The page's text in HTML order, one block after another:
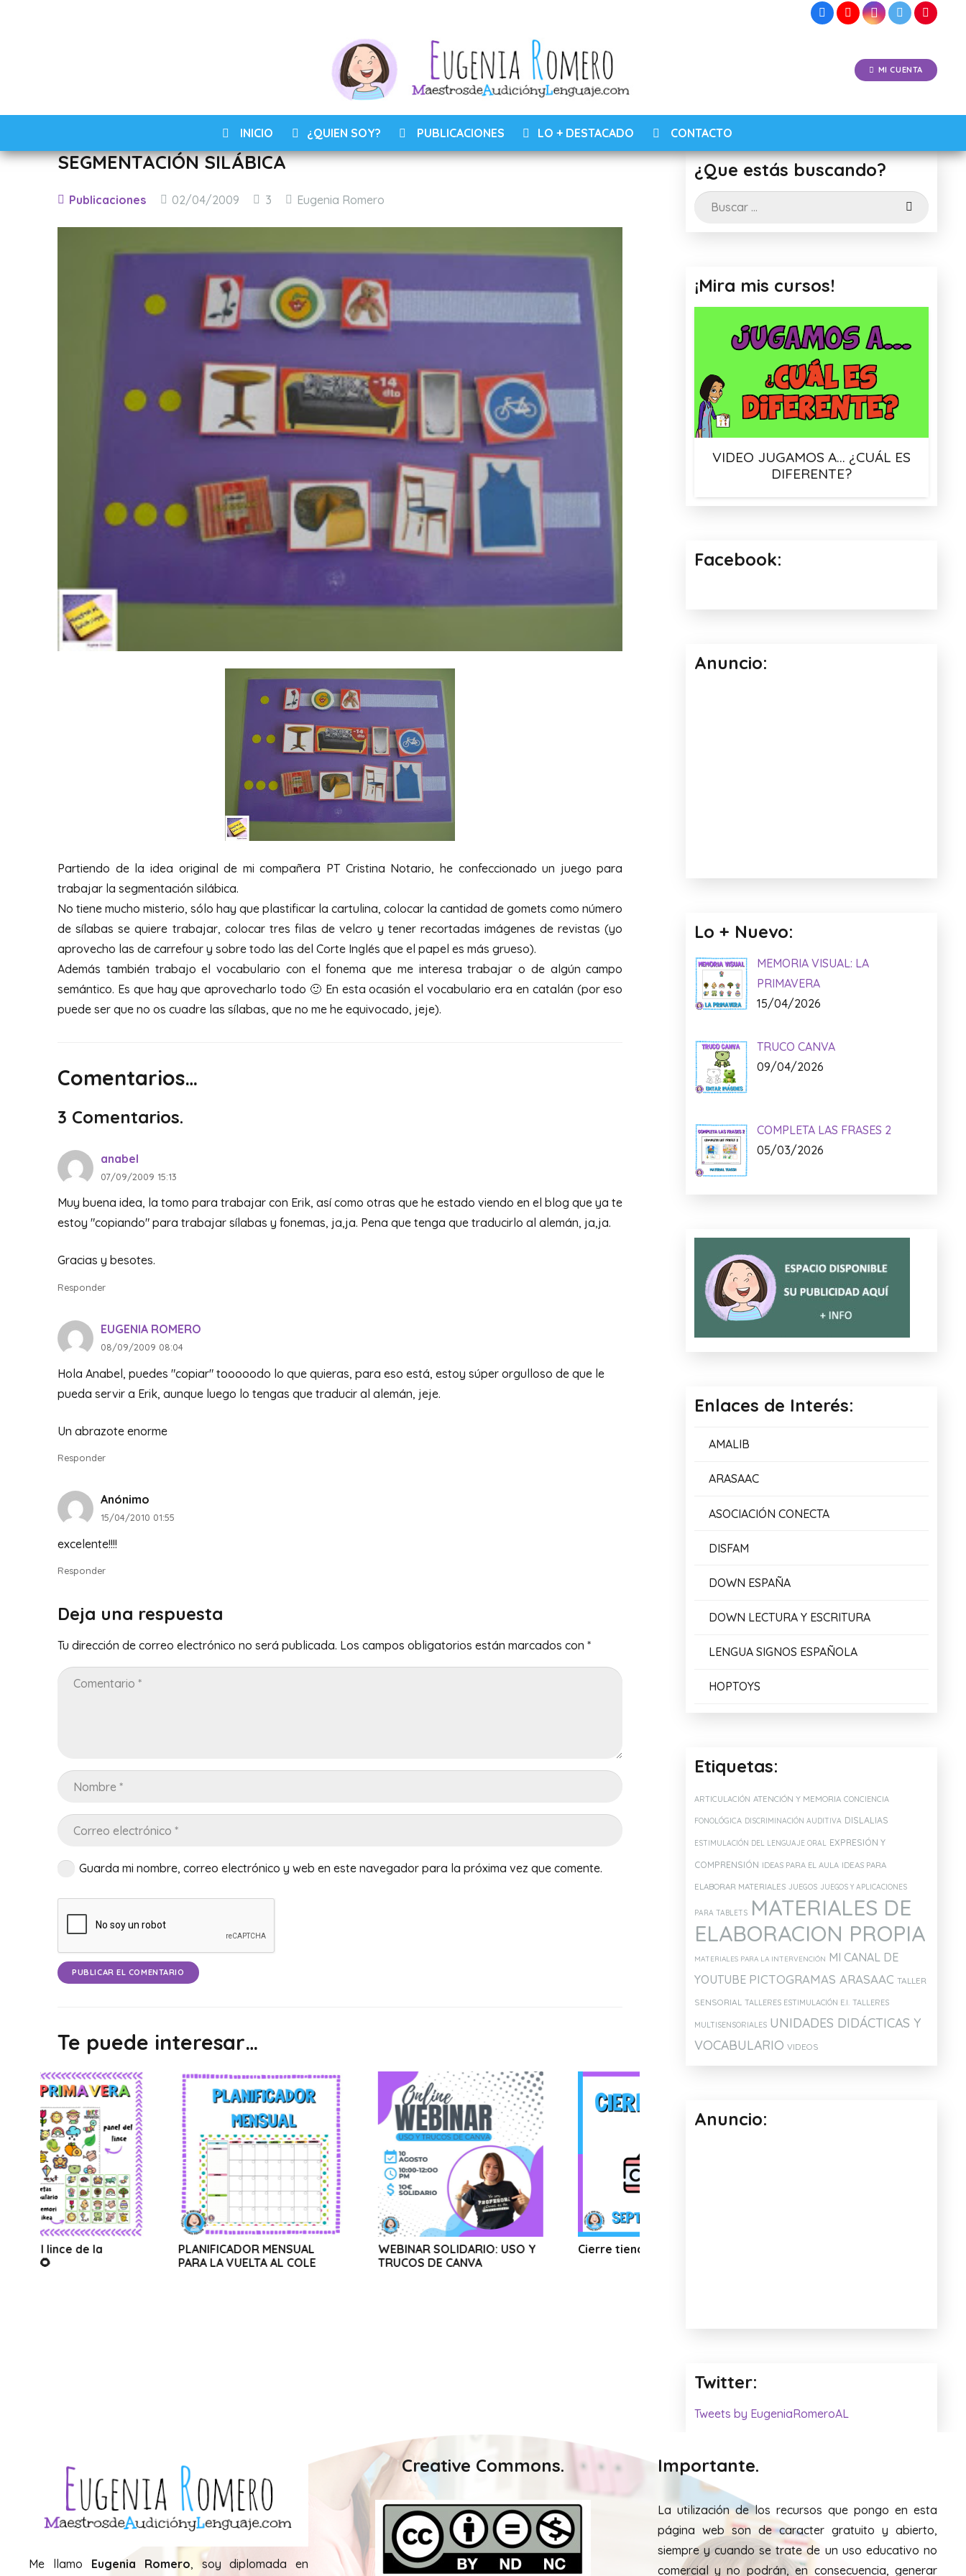
MI CUENTA
INICIO ¿QUIEN SOY? PUBLICACIONES LO + DESTACADO CONTACTO
SEGMENTACIÓN SILÁBICA
Publicaciones 02/04/2009 3Comentarios
Eugenia Romero
Partiendo de la idea original de mi compañera PT Cristina Notario, he confeccionado un juego para
trabajar la segmentación silábica.
No tiene mucho misterio, sólo hay que plastificar la cartulina, colocar la cantidad de gomets como número
de sílabas se quiere trabajar, colocar tres filas de velcro y tener recortadas imágenes de revistas (yo
aprovecho las de carrefour y sobre todo las del Corte Inglés que el papel es más grueso).
Además también trabajo el vocabulario con el fonema que me interesa trabajar o de algún campo
semántico. Es que hay que aprovecharlo todo 🙂 En esta ocasión el vocabulario era en catalán (por eso
puede ser que no os cuadre las sílabas, que no me he equivocado, jeje).
Comentarios…
3 Comentarios.
anabel
07/09/2009 15:13
Muy buena idea, la tomo para trabajar con Erik, así como otras que he estado viendo en el blog que ya te
estoy "copiando" para trabajar sílabas y fonemas, ja,ja. Pena que tenga que traducirlo al alemán, ja,ja.
Gracias y besotes.
Responder
EUGENIA ROMERO
08/09/2009 08:04
Hola Anabel, puedes "copiar" tooooodo lo que quieras, para eso está, estoy súper orgulloso de que le
pueda servir a Erik, aunque luego lo tengas que traducir al alemán, jeje.
Un abrazote enorme
Responder
Anónimo
15/04/2010 01:55
excelente!!!!
Responder
Deja una respuesta
Tu dirección de correo electrónico no será publicada. Los campos obligatorios están marcados con *
Guarda mi nombre, correo electrónico y web en este navegador para la próxima vez que comente.
PUBLICAR EL COMENTARIO
Te puede interesar…
PLANIFICADOR MENSUAL
PARA LA VUELTA AL COLE
WEBINAR SOLIDARIO: USO Y
TRUCOS DE CANVA
Cierre tienda online
¿Que estás buscando?
Buscar:
¡Mira mis cursos!
VIDEO JUGAMOS A… ¿CUÁL ES
DIFERENTE?
Facebook:
Anuncio:
Lo + Nuevo:
MEMORIA VISUAL: LA
PRIMAVERA
15/04/2026
TRUCO CANVA
09/04/2026
COMPLETA LAS FRASES 2
05/03/2026
Enlaces de Interés:
AMALIB
ARASAAC
ASOCIACIÓN CONECTA
DISFAM
DOWN ESPAÑA
DOWN LECTURA Y ESCRITURA
LENGUA SIGNOS ESPAÑOLA
HOPTOYS
Etiquetas:
ARTICULACIÓN ATENCIÓN Y MEMORIA CONCIENCIA
FONOLÓGICA DISCRIMINACIÓN AUDITIVA DISLALIAS
ESTIMULACIÓN DEL LENGUAJE ORAL EXPRESIÓN Y
COMPRENSIÓN IDEAS PARA EL AULA IDEAS PARA
ELABORAR MATERIALES JUEGOS JUEGOS Y APLICACIONES
PARA TABLETS MATERIALES DE
ELABORACION PROPIA
MATERIALES PARA LA INTERVENCIÓN MI CANAL DE
YOUTUBE PICTOGRAMAS ARASAAC TALLER
SENSORIAL TALLERES ESTIMULACIÓN E.I. TALLERES
MULTISENSORIALES UNIDADES DIDÁCTICAS Y
VOCABULARIO VIDEOS
Anuncio:
Twitter:
Tweets by EugeniaRomeroAL
Me llamo Eugenia Romero, soy diplomada en
Creative Commons. Importante.
La utilización de los recursos que pongo en esta
página web son de caracter gratuito y abierto,
siempre y cuando se trate de un uso educativo no
comercial y no podrán, en consecuencia, generar